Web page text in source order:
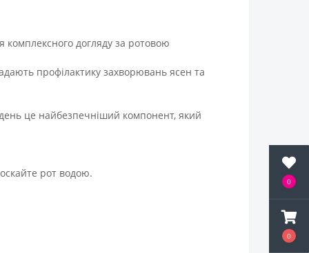
0
0
комплексного догляду за ротовою
профілактику захворювань ясен та
це найбезпечніший компонент, який
рот водою.